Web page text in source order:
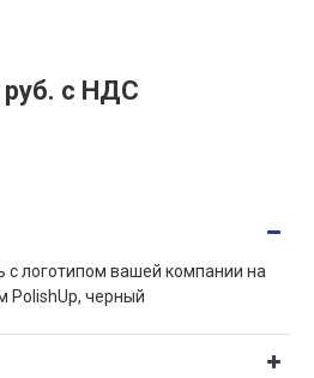
руб. c НДС
с логотипом вашей компании на
PolishUp, черный